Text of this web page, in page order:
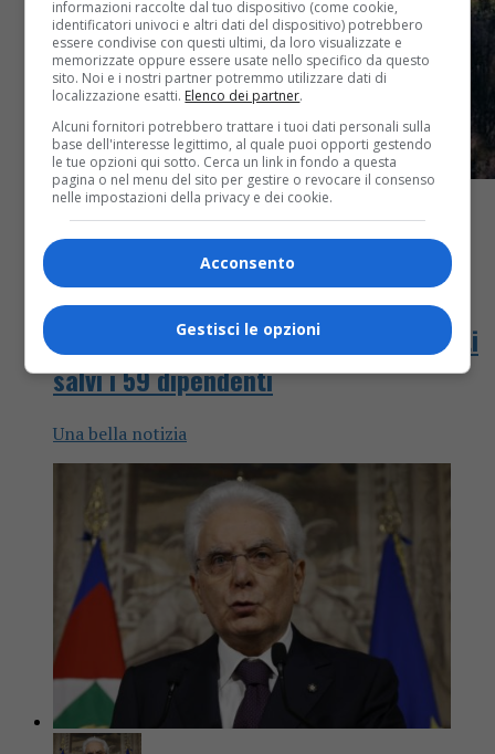
Attualità4 anni fa
Acquisita la Delmastro di Lozzolo, tutti
salvi i 59 dipendenti
Una bella notizia
informazioni raccolte dal tuo dispositivo (come cookie,
identificatori univoci e altri dati del dispositivo) potrebbero
essere condivise con questi ultimi, da loro visualizzate e
memorizzate oppure essere usate nello specifico da questo
sito. Noi e i nostri partner potremmo utilizzare dati di
localizzazione esatti. Elenco dei partner.
Alcuni fornitori potrebbero trattare i tuoi dati personali sulla
base dell'interesse legittimo, al quale puoi opporti gestendo
le tue opzioni qui sotto. Cerca un link in fondo a questa
pagina o nel menu del sito per gestire o revocare il consenso
nelle impostazioni della privacy e dei cookie.
Acconsento
Gestisci le opzioni